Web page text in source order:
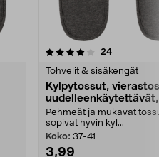
24arvostelut
Tohvelit & sisäkengät
Kylpytossut,
uudelleenkäytettävät,
harmaat
Pehmeät ja mukavat
sopivat hyvin kyl...
Koko: 37-41
3,99
4.0 viidestä